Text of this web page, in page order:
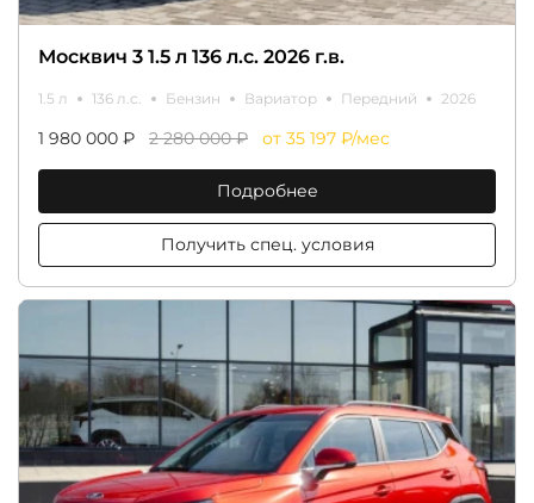
Москвич 3 1.5 л 136 л.с. 2026 г.в.
1.5 л 136 л.с. Бензин Вариатор Передний 2026
1 980 000 ₽ 2 280 000 ₽ от 35 197 ₽/мес
Подробнее
Получить спец. условия